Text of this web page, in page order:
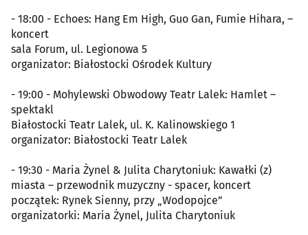
- 18:00 - Echoes: Hang Em High, Guo Gan, Fumie Hihara, –
koncert
sala Forum, ul. Legionowa 5
organizator: Białostocki Ośrodek Kultury
- 19:00 - Mohylewski Obwodowy Teatr Lalek: Hamlet –
spektakl
Białostocki Teatr Lalek, ul. K. Kalinowskiego 1
organizator: Białostocki Teatr Lalek
- 19:30 - Maria Żynel & Julita Charytoniuk: Kawałki (z)
miasta – przewodnik muzyczny - spacer, koncert
początek: Rynek Sienny, przy „Wodopojce”
organizatorki: Maria Żynel, Julita Charytoniuk